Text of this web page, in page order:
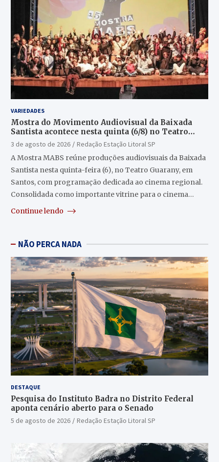
VARIEDADES
Mostra do Movimento Audiovisual da Baixada
Santista acontece nesta quinta (6/8) no Teatro
Guarany
3 de agosto de 2026
Redação Estação Litoral SP
A Mostra MABS reúne produções audiovisuais da Baixada
Santista nesta quinta-feira (6), no Teatro Guarany, em
Santos, com programação dedicada ao cinema regional.
Consolidada como importante vitrine para o cinema…
Continue lendo
NÃO PERCA NADA
DESTAQUE
Pesquisa do Instituto Badra no Distrito Federal
aponta cenário aberto para o Senado
5 de agosto de 2026 Redação Estação Litoral SP